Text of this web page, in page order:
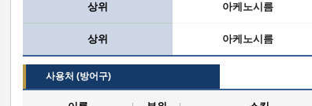
상위 아케노시름
상위 아케노시름
사용처 (방어구)